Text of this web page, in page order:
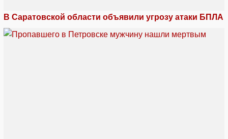
В Саратовской области объявили угрозу атаки БПЛА